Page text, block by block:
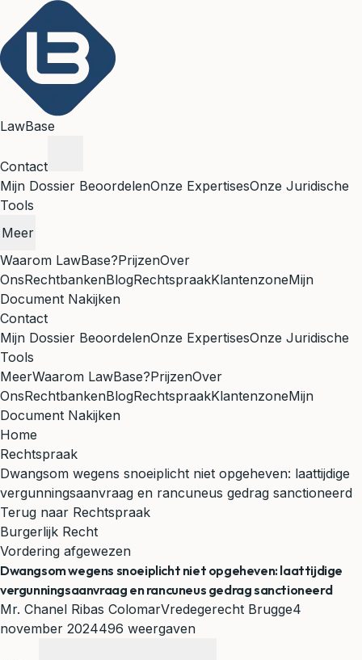
LawBase
Contact
Mijn Dossier BeoordelenOnze ExpertisesOnze Juridische
Tools
Meer
Waarom LawBase?PrijzenOver
OnsRechtbankenBlogRechtspraakKlantenzoneMijn
Document Nakijken
Contact
Mijn Dossier BeoordelenOnze ExpertisesOnze Juridische
Tools
MeerWaarom LawBase?PrijzenOver
OnsRechtbankenBlogRechtspraakKlantenzoneMijn
Document Nakijken
Home
Rechtspraak
Dwangsom wegens snoeiplicht niet opgeheven: laattijdige
vergunningsaanvraag en rancuneus gedrag sanctioneerd
Terug naar Rechtspraak
Burgerlijk Recht
Vordering afgewezen
Dwangsom wegens snoeiplicht niet opgeheven: laattijdige
vergunningsaanvraag en rancuneus gedrag sanctioneerd
Mr. Chanel Ribas ColomarVredegerecht Brugge4
november 2024496 weergaven